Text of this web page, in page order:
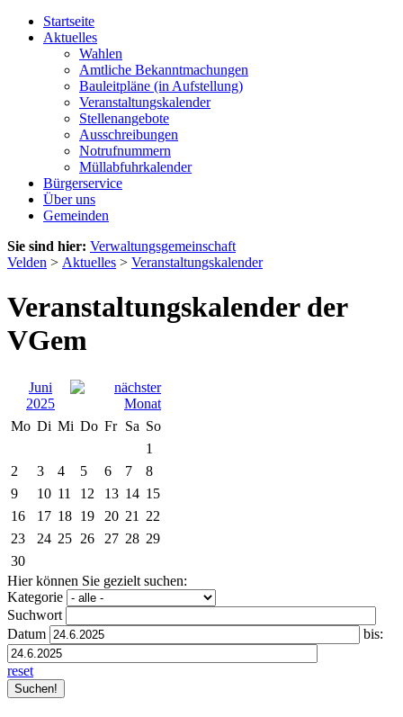
Startseite
Aktuelles
Wahlen
Amtliche Bekanntmachungen
Bauleitpläne (in Aufstellung)
Veranstaltungskalender
Stellenangebote
Ausschreibungen
Notrufnummern
Müllabfuhrkalender
Bürgerservice
Über uns
Gemeinden
Sie sind hier: Verwaltungsgemeinschaft
Velden > Aktuelles > Veranstaltungskalender
Veranstaltungskalender der
VGem
Juni
2025
Mo Di Mi Do Fr Sa So
1
2
3 4 5 6 7
8
9
10 11 12 13 14 15
16
17 18 19 20 21
22
23
24 25 26 27 28 29
30
Hier können Sie gezielt suchen:
Kategorie
Suchwort
Datum
bis:
reset